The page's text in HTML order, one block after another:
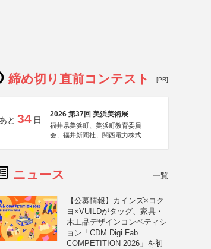
締め切り直前コンテスト [PR]
あと 34 日
2026 第37回 美浜美術展
福井県美浜町、美浜町教育委員
会、福井新聞社、関西電力株式会
ニュース 一覧
【公募情報】カインズ×コク
ヨ×VUILDがタッグ、家具・
木工品デザインコンペティシ
ョン「CDM Digi Fab
COMPETITION 2026」を初